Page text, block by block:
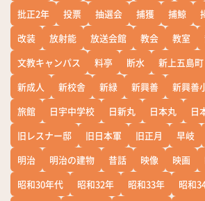
批正2年
投票 抽選会 捕獲 捕鯨
改装
放射能 放送会館 教会 教室
文教キャンパス
料亭 断水 新上五島町
新成人
新校舎 新緑 新興善 新興善
旅館
日宇中学校 日新丸 日本丸 日
旧レスナー邸
旧日本軍 旧正月 早岐
明治
明治の建物 昔話 映像 映画
昭和30年代
昭和32年 昭和33年 昭和